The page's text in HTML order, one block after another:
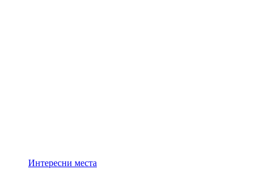
Интересни места